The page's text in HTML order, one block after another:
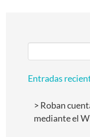
for:
Entradas
Roban
mediante el